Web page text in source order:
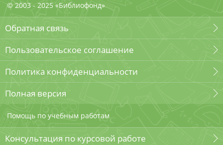
© 2003 - 2025 «Библиофонд»
Обратная связь
Пользовательское соглашение
Политика конфиденциальности
Полная версия
Помощь по учебным работам
Консультация по курсовой работе